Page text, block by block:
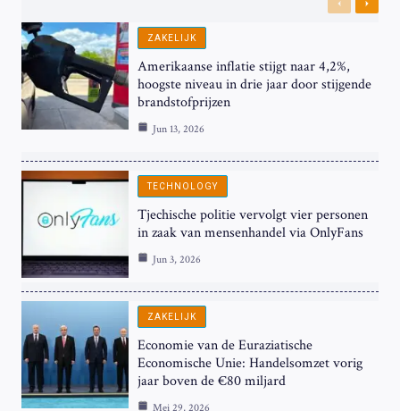
Previous
Next
ZAKELIJK
Amerikaanse inflatie stijgt naar 4,2%,
hoogste niveau in drie jaar door stijgende
brandstofprijzen
Jun 13, 2026
TECHNOLOGY
Tjechische politie vervolgt vier personen
in zaak van mensenhandel via OnlyFans
Jun 3, 2026
ZAKELIJK
Economie van de Euraziatische
Economische Unie: Handelsomzet vorig
jaar boven de €80 miljard
Mei 29, 2026